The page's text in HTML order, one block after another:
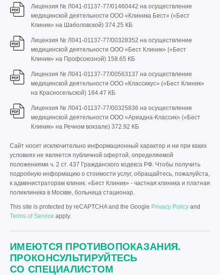
Лицензия № Л041-01137-77/01460442 на осуществление
медицинской деятельности ООО «Клиника Бест» («Бест
Клиник» на Шаболовской) 374.25 КБ
Лицензия № Л041-01137-77/00328352 на осуществление
медицинской деятельности ООО «Бест Клиник» («Бест
Клиник» на Профсоюзной) 158.65 КБ
Лицензия № Л041-01137-77/00563137 на осуществление
медицинской деятельности ООО «Классикус» («Бест Клиник»
на Красносельской) 164.47 КБ
Лицензия № Л041-01137-77/00325836 на осуществление
медицинской деятельности ООО «Ариадна-Классик» («Бест
Клиник» на Речном вокзале) 372.92 КБ
Сайт носит исключительно информационный характер и ни при каких
условиях не является публичной офертой, определяемой
положениями ч. 2 ст. 437 Гражданского кодекса РФ. Чтобы получить
подробную информацию о стоимости услуг, обращайтесь, пожалуйста,
к администраторам клиник. «Бест Клиник» - частная клиника и платная
поликлиника в Москве, больница стационар.
This site is protected by reCAPTCHA and the Google Privacy Policy and
Terms of Service apply.
ИМЕЮТСЯ ПРОТИВОПОКАЗАНИЯ.
ПРОКОНСУЛЬТИРУЙТЕСЬ
СО СПЕЦИАЛИСТОМ